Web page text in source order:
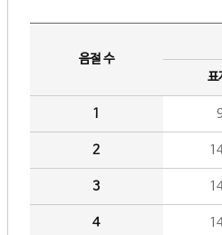
음절 수
표
1
2
3
4